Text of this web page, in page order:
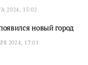
2024, 15:02
новый город
2024, 17:01